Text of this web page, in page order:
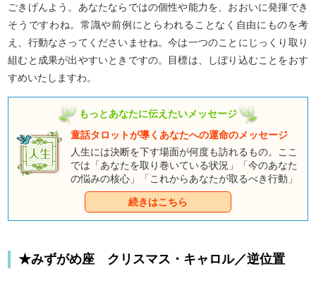
ごきげんよう。あなたならではの個性や能力を、おおいに発揮でき
そうですわね。常識や前例にとらわれることなく自由にものを考
え、行動なさってくださいませね。今は一つのことにじっくり取り
組むと成果が出やすいときですの。目標は、しぼり込むことをおす
すめいたしますわ。
もっとあなたに伝えたいメッセージ
童話タロットが導くあなたへの運命のメッセージ
人生には決断を下す場面が何度も訪れるもの。ここ
では「あなたを取り巻いている状況」「今のあなた
の悩みの核心」「これからあなたが取るべき行動」
そして「決断を下した結果訪れる未来」を占ってい
続きはこちら
★みずがめ座 クリスマス・キャロル／逆位置